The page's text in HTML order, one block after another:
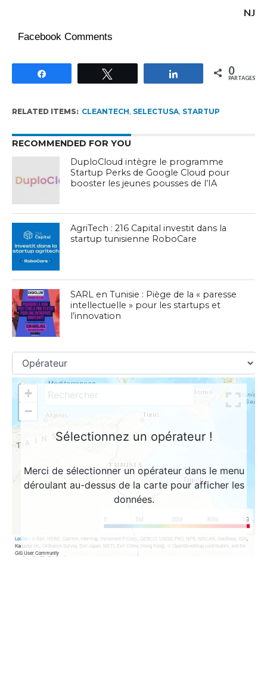
NJ
Facebook Comments
Partagez 0
PARTAGES
RELATED ITEMS: CLEANTECH, SELECTUSA, STARTUP
RECOMMENDED FOR YOU
DuploCloud intègre le programme
Startup Perks de Google Cloud pour
booster les jeunes pousses de l’IA
AgriTech : 216 Capital investit dans la
startup tunisienne RoboCare
SARL en Tunisie : Piège de la « paresse
intellectuelle » pour les startups et
l’innovation